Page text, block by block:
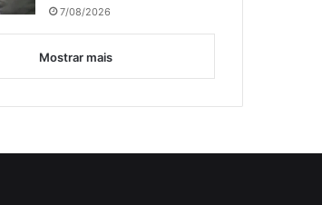
7/08/2026
Mostrar mais